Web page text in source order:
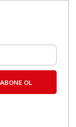
ABONE OL